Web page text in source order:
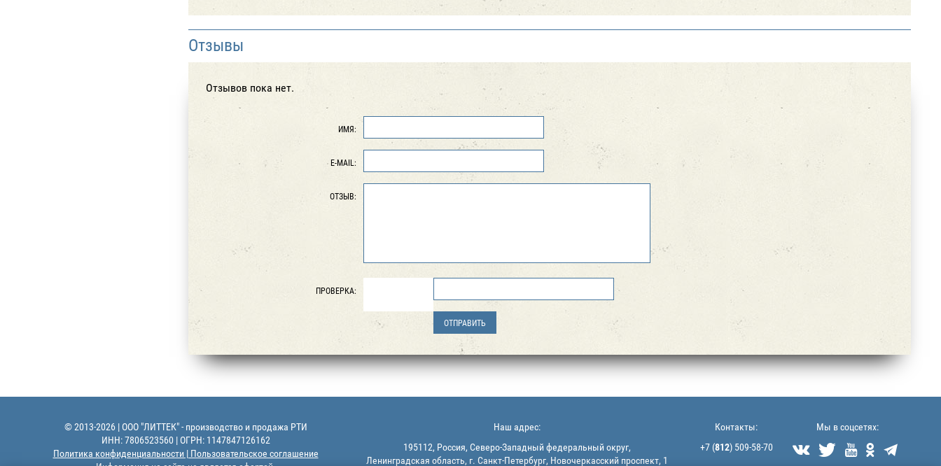
Отзывы
Отзывов пока нет.
ИМЯ:
E-MAIL:
ОТЗЫВ:
ПРОВЕРКА:
© 2013-2026 | ООО "ЛИТТЕК" - производство и продажа РТИ
ИНН: 7806523560 | ОГРН: 1147847126162
Политика конфиденциальности | Пользовательское соглашение
Наш адрес:
195112, Россия, Северо-Западный федеральный округ,
Ленинградская область, г. Санкт-Петербург, Новочеркасский проспект, 1
Контакты:
+7 (812) 509-58-70
Мы в соцсетях:
    